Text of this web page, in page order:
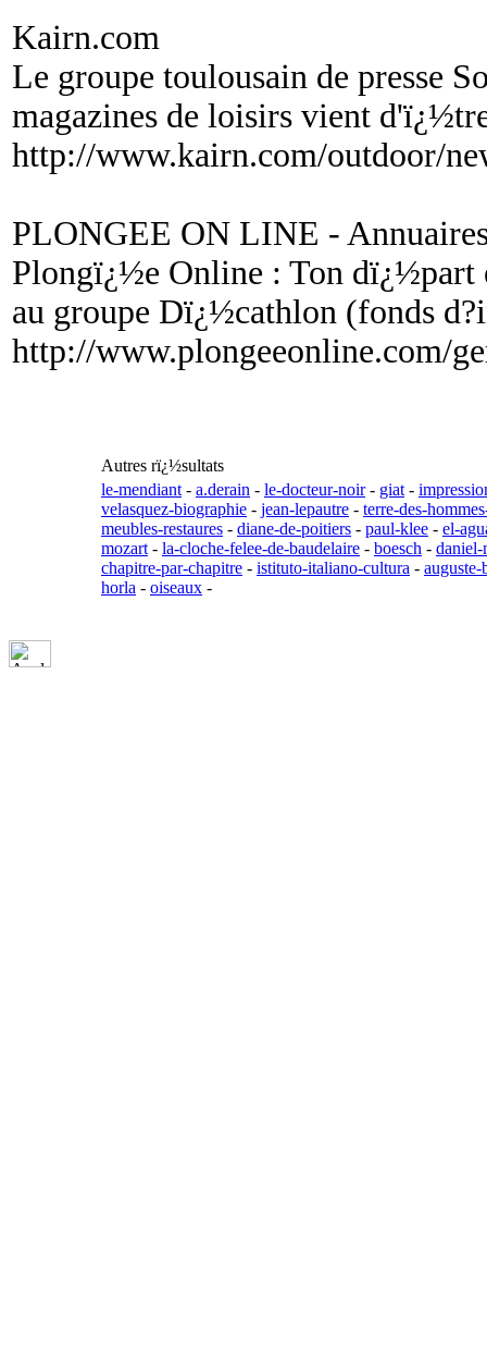
Kairn.com
Le groupe toulousain de presse
magazines de loisirs vient
http://www.kairn.com/outdoor/
PLONGEE ON LINE -
Plongï¿½e Online : Ton
au groupe Dï¿½cathlon (fonds
http://www.plongeeonline.com/
Autres rï¿½sultats
le-mendiant - a.derain - le-docteur-noir- giat -
velasquez-biographie - jean-lepautre - terre-des-
meubles-restaures - diane-de-poitiers - paul-klee - el-
mozart - la-cloche-felee-de-baudelaire - boesch - daniel-
chapitre-par-chapitre - istituto-italiano-cultura - auguste-
horla - oiseaux -